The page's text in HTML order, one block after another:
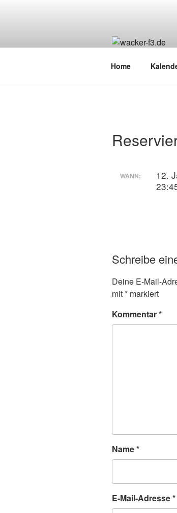
Home
WANN:
12.
Schreibe
Deine E-Mail-
mit* markiert
Kommentar*
Name*
E-Mail-Adresse*